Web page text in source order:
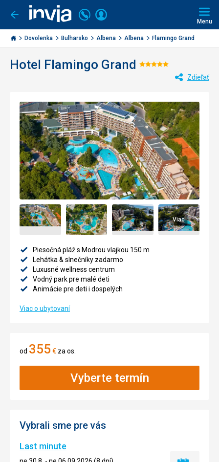
Ísť
späť
Invia.sk
Volajte
+421
2
3221
Prihlásiť
Menu
Dovolenka Bulharsko Albena Albena Flamingo Grand
Hotel Flamingo Grand Hodnotenie:
Zdieľať
Viac
Piesočná pláž s Modrou vlajkou 150 m
Lehátka & slnečníky zadarmo
Luxusné wellness centrum
Vodný park pre malé deti
Animácie pre deti i dospelých
Viac o ubytovaní
od 355 € za os.
Vyberte termín
Vybrali sme pre vás
Last minute